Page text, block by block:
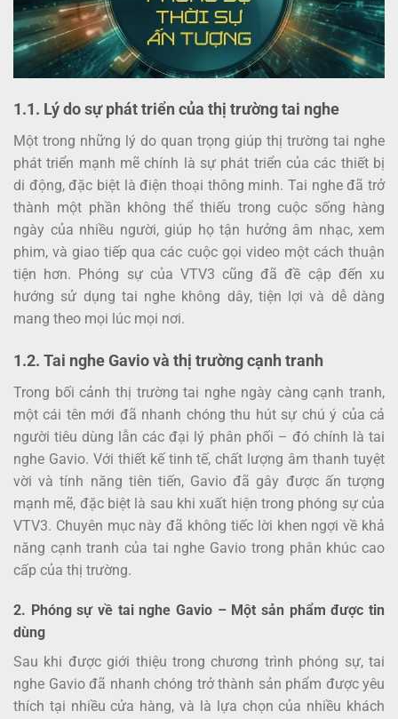
1.1. Lý do sự phát triển của thị trường tai nghe
Một trong những lý do quan trọng giúp thị trường tai nghe
phát triển mạnh mẽ chính là sự phát triển của các thiết bị
di động, đặc biệt là điện thoại thông minh. Tai nghe đã trở
thành một phần không thể thiếu trong cuộc sống hàng
ngày của nhiều người, giúp họ tận hưởng âm nhạc, xem
phim, và giao tiếp qua các cuộc gọi video một cách thuận
tiện hơn. Phóng sự của VTV3 cũng đã đề cập đến xu
hướng sử dụng tai nghe không dây, tiện lợi và dễ dàng
mang theo mọi lúc mọi nơi.
1.2. Tai nghe Gavio và thị trường cạnh tranh
Trong bối cảnh thị trường tai nghe ngày càng cạnh tranh,
một cái tên mới đã nhanh chóng thu hút sự chú ý của cả
người tiêu dùng lẫn các đại lý phân phối – đó chính là tai
nghe Gavio. Với thiết kế tinh tế, chất lượng âm thanh tuyệt
vời và tính năng tiên tiến, Gavio đã gây được ấn tượng
mạnh mẽ, đặc biệt là sau khi xuất hiện trong phóng sự của
VTV3. Chuyên mục này đã không tiếc lời khen ngợi về khả
năng cạnh tranh của tai nghe Gavio trong phân khúc cao
cấp của thị trường.
2. Phóng sự về tai nghe Gavio – Một sản phẩm được tin
dùng
Sau khi được giới thiệu trong chương trình phóng sự, tai
nghe Gavio đã nhanh chóng trở thành sản phẩm được yêu
thích tại nhiều cửa hàng, và là lựa chọn của nhiều khách